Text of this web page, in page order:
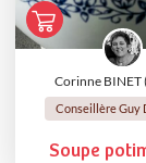
Corinne BINET
Conseillère Guy
Soupe